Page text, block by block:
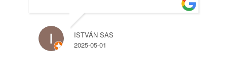
ISTVÁN SAS
2025-05-01